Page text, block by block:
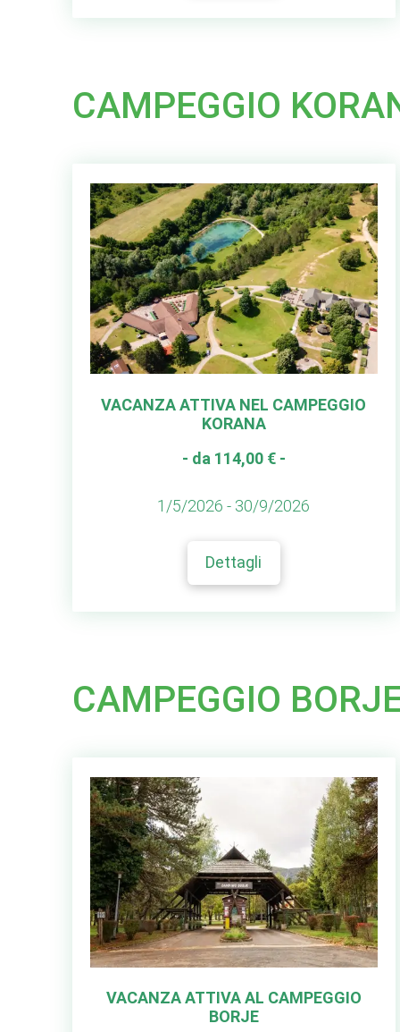
CAMPEGGIO
VACANZA ATTIVA NEL CAMPEGGIO
KORANA
- da 114,00 € -
1/5/2026 - 30/9/2026
Dettagli
CAMPEGGIO
VACANZA ATTIVA AL CAMPEGGIO
BORJE